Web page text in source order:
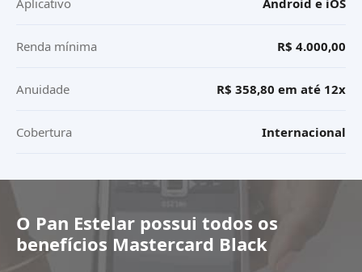
Renda mínima R$ 4.000,00
Anuidade R$ 358,80 em até 12x
Cobertura Internacional
O Pan Estelar possui todos os
benefícios Mastercard Black